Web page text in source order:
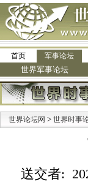
首页 军事论坛
世界军事论坛
世界论坛网 > 世界时事
送交者: